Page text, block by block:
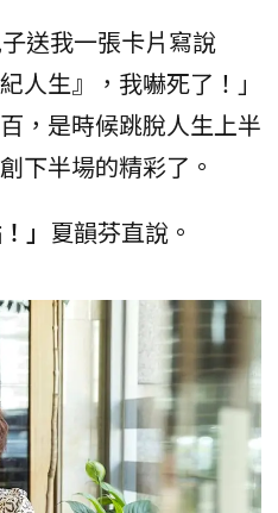
送我一張卡片寫說
人生』，我嚇死了！」
，是時候跳脫人生上半
下半場的精彩了。
」 夏韻芬直說。